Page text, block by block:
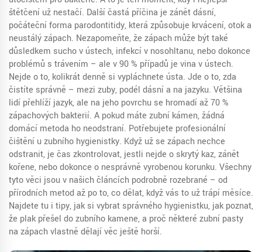
štětčení už nestačí. Další častá příčina je zánět dásní,
počáteční forma parodontitidy, která způsobuje krvácení, otok a
neustálý zápach. Nezapomeňte, že zápach může být také
důsledkem sucho v ústech, infekcí v nosohltanu, nebo dokonce
problémů s trávením – ale v 90 % případů je vina v ústech.
Nejde o to, kolikrát denně si vypláchnete ústa. Jde o to, zda
čistíte správně – mezi zuby, podél dásní a na jazyku. Většina
lidí přehlíží jazyk, ale na jeho povrchu se hromadí až 70 %
zápachových bakterií. A pokud máte zubní kámen, žádná
domácí metoda ho neodstraní. Potřebujete profesionální
čištění u zubního hygienistky. Když už se zápach nechce
odstranit, je čas zkontrolovat, jestli nejde o skrytý kaz, zánět
kořene, nebo dokonce o nesprávně vyrobenou korunku. Všechny
tyto věci jsou v našich článcích podrobně rozebrané – od
přírodních metod až po to, co dělat, když vás to už trápí měsíce.
Najdete tu i tipy, jak si vybrat správného hygienistku, jak poznat,
že plak přešel do zubního kamene, a proč některé zubní pasty
na zápach vlastně dělají věc ještě horší.